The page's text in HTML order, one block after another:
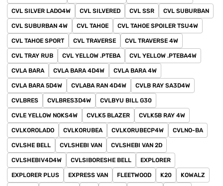
CVL SILVER LADO4W CVL SILVERED CVL SSR CVL SUBURBAN
CVL SUBURBAN 4W CVL TAHOE CVL TAHOE SPOILER TSU4W
CVL TAHOE SPORT CVL TRAVERSE CVL TRAVERSE 4W
CVL TRAY RUB CVL YELLOW .PTEBA CVL YELLOW .PTEBA4W
CVLA BARA CVLA BARA 4D4W CVLA BARA 4W
CVLA BARA 5D4W CVLABA RAN 4D4W CVLB RAY SA3D4W
CVLBRES CVLBRES3D4W CVLBYU BILL G30
CVLE YELLOW NOKS4W CVLK5 BLAZER CVLK5B RAY 4W
CVLKOROLADO CVLKORUBEA CVLKORUBECP4W CVLNO-BA
CVLSHE BELL CVLSHEBI VAN CVLSHEBI VAN 2D
CVLSHEBIV4D4W CVLSIBORESHE BELL EXPLORER
EXPLORER PLUS EXPRESS VAN FLEETWOOD K20 KOWALZ